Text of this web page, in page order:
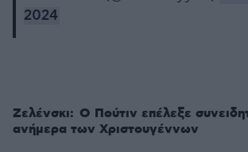
2024
Ζελένσκι: Ο Πούτιν επέλεξε
ανήμερα των Χριστουγέννων